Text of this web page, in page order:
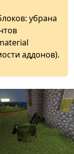
убрана
аддонов).